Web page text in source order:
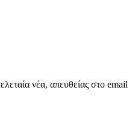
νέα, απευθείας στο email